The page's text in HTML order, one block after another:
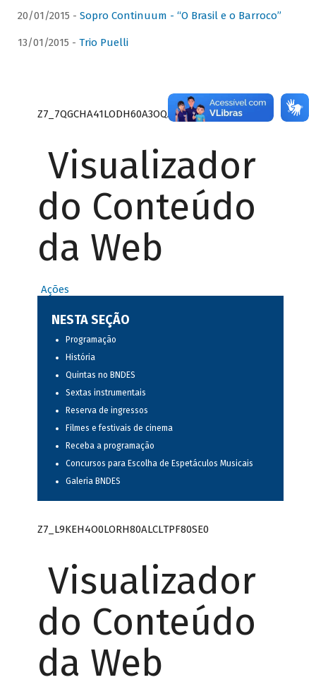
20/01/2015 - Sopro Continuum - “O Brasil e o Barroco”
13/01/2015 - Trio Puelli
Z7_7QGCHA41LODH60A3OQA8RN1415
Visualizador
do Conteúdo
da Web
Ações
NESTA SEÇÃO
Programação
História
Quintas no BNDES
Sextas instrumentais
Reserva de ingressos
Filmes e festivais de cinema
Receba a programação
Concursos para Escolha de Espetáculos Musicais
Galeria BNDES
Z7_L9KEH4O0LORH80ALCLTPF80SE0
Visualizador
do Conteúdo
da Web